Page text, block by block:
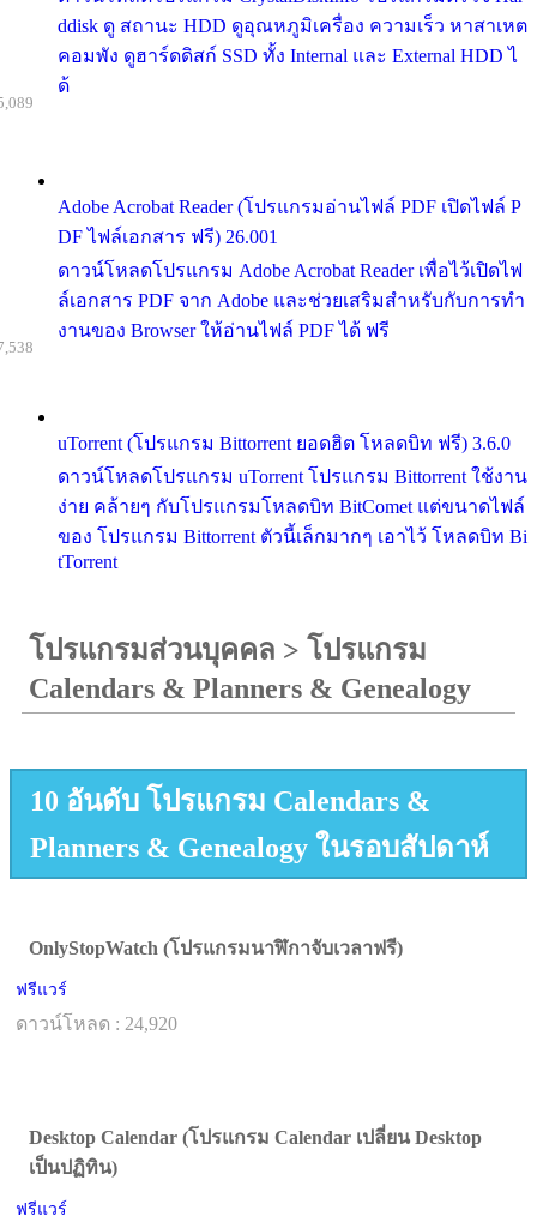
ddisk ดู สถานะ HDD ดูอุณหภูมิเครื่อง ความเร็ว หาสาเหต
คอมพัง ดูฮาร์ดดิสก์ SSD ทั้ง Internal และ External HDD ไ
ด้
Adobe Acrobat Reader (โปรแกรมอ่านไฟล์ PDF เปิดไฟล์ P
DF ไฟล์เอกสาร ฟรี) 26.001
ดาวน์โหลดโปรแกรม Adobe Acrobat Reader เพื่อไว้เปิดไฟ
ล์เอกสาร PDF จาก Adobe และช่วยเสริมสำหรับกับการทำ
งานของ Browser ให้อ่านไฟล์ PDF ได้ ฟรี
uTorrent (โปรแกรม Bittorrent ยอดฮิต โหลดบิท ฟรี) 3.6.0
ดาวน์โหลดโปรแกรม uTorrent โปรแกรม Bittorrent ใช้งาน
ง่าย คล้ายๆ กับโปรแกรมโหลดบิท BitComet แต่ขนาดไฟล์
ของ โปรแกรม Bittorrent ตัวนี้เล็กมากๆ เอาไว้ โหลดบิท Bi
tTorrent
โปรแกรมส่วนบุคคล > โปรแกรม
Calendars & Planners & Genealogy
10 อันดับ โปรแกรม Calendars &
Planners & Genealogy ในรอบสัปดาห์
OnlyStopWatch (โปรแกรมนาฬิกาจับเวลาฟรี)
ฟรีแวร์
ดาวน์โหลด : 24,920
Desktop Calendar (โปรแกรม Calendar เปลี่ยน Desktop
เป็นปฏิทิน)
ฟรีแวร์